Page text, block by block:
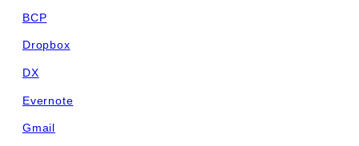
BCP
Dropbox
DX
Evernote
Gmail